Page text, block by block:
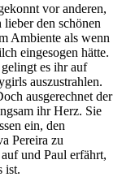
vor anderen,
den schönen
Ambiente als wenn
eingesogen hätte.
es ihr auf
auszustrahlen.
ausgerechnet der
ihr Herz. Sie
ein, den
Pereira zu
und Paul erfährt,
ist.